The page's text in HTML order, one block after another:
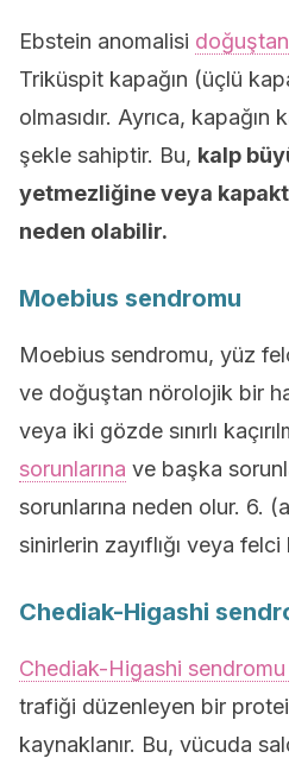
Ebstein anomalisi
Triküspit kapağın (üçlü
olmasıdır. Ayrıca, kapağın
şekle sahiptir. Bu, kalp
yetmezliğine veya
neden olabilir.
Moebius sendromu
Moebius sendromu, yüz
ve doğuştan nörolojik bir
veya iki gözde sınırlı
sorunlarına ve başka
sorunlarına neden olur. 6.
sinirlerin zayıflığı veya
Chediak-Higashi
Chediak-Higashi
trafiği düzenleyen bir
kaynaklanır. Bu, vücuda